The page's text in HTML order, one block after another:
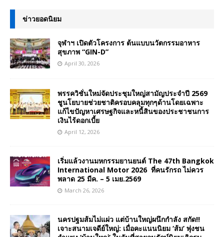
ข่าวยอดนิยม
จุฬาฯ เปิดตัวโครงการ ต้นแบบนวัตกรรมอาหาร
สุขภาพ “GIN-D”
April 30, 2026
พรรควิชั่นใหม่จัดประชุมใหญ่สามัญประจำปี 2569
ชูนโยบายช่วยชาติครอบคลุมทุกๆด้านโดยเฉพาะ
แก้ไขปัญหาเศรษฐกิจและหนี้สินของประชาชนการ
เงินไร้ดอกเบี้ย
April 12, 2026
เริ่มแล้วงานมหกรรมยานยนต์ The 47th Bangkok
International Motor 2026 ที่คนรักรถ ไม่ควร
พลาด 25 มีค. – 5 เมย.2569
March 26, 2026
นครปฐมส้มไม่แผ่ว แต่บ้านใหญ่ผนึกกำลัง สกัด!!
เจาะสนามเจดีย์ใหญ่: เมื่อคะแนนนิยม ‘ส้ม’ พุ่งชน